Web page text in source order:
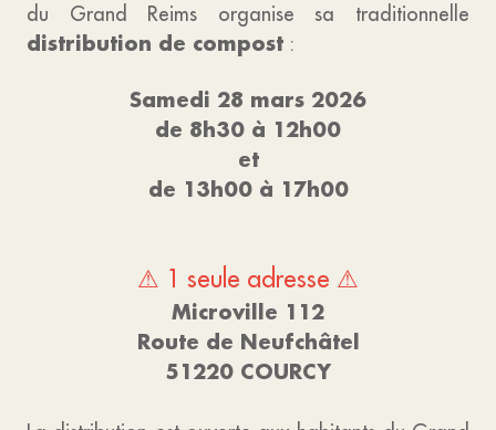
du Grand Reims organise sa traditionnelle
distribution de compost :
Samedi 28 mars 2026
de 8h30 à 12h00
et
de 13h00 à 17h00
⚠ 1 seule adresse ⚠
Microville 112
Route de Neufchâtel
51220 COURCY